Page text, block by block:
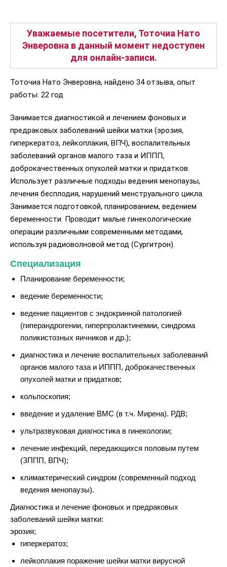
Уважаемые посетители, Тоточиа Нато
Энверовна в данный момент недоступен
для онлайн-записи.
Тоточиа Нато Энверовна, найдено 34 отзыва, опыт
работы: 22 год
Занимается диагностикой и лечением фоновых и
предраковых заболеваний шейки матки (эрозия,
гиперкератоз, лейкоплакия, ВПЧ), воспалительных
заболеваний органов малого таза и ИППП,
доброкачественных опухолей матки и придатков.
Использует различные подходы ведения менопаузы,
лечения бесплодия, нарушений менструального цикла.
Занимается подготовкой, планированием, ведением
беременности. Проводит малые гинекологические
операции различными современными методами,
используя радиоволновой метод (Сургитрон).
Специализация
Планирование беременности;
ведение беременности;
ведение пациентов с эндокринной патологией
(гиперандрогении, гиперпролактинемии, синдрома
поликистозных яичников и др.);
диагностика и лечение воспалительных заболеваний
органов малого таза и ИППП, доброкачественных
опухолей матки и придатков;
кольпоскопия;
введение и удаление ВМС (в т.ч. Мирена). РДВ;
ультразвуковая диагностика в гинекологии;
лечение инфекций, передающихся половым путем
(ЗППП, ВПЧ);
климактерический синдром (современный подход
ведения менопаузы).
Диагностика и лечение фоновых и предраковых
заболеваний шейки матки:
эрозия;
гиперкератоз;
лейкоплакия поражение шейки матки вирусной